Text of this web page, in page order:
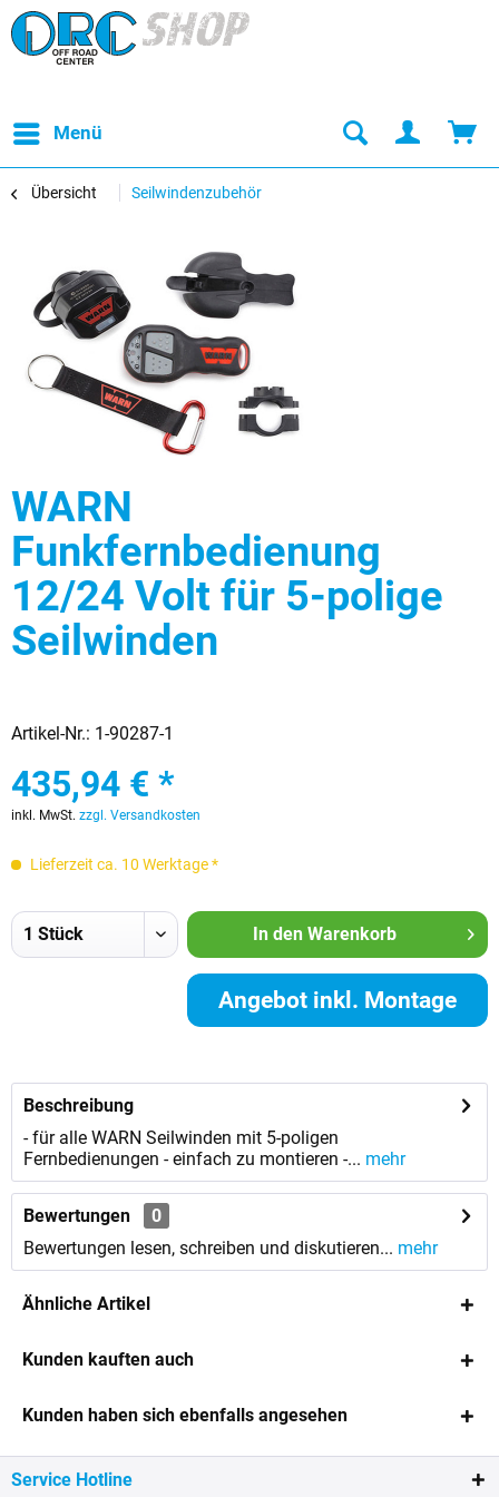
Menü
Übersicht Seilwindenzubehör
WARN
Funkfernbedienung
12/24 Volt für 5-polige
Seilwinden
Artikel-Nr.: 1-90287-1
435,94 € *
inkl. MwSt. zzgl. Versandkosten
Lieferzeit ca. 10 Werktage *
In den Warenkorb
Angebot inkl. Montage
Beschreibung
- für alle WARN Seilwinden mit 5-poligen
Fernbedienungen - einfach zu montieren -... mehr
Bewertungen
0
Bewertungen lesen, schreiben und diskutieren... mehr
Ähnliche Artikel
Kunden kauften auch
Kunden haben sich ebenfalls angesehen
Service Hotline